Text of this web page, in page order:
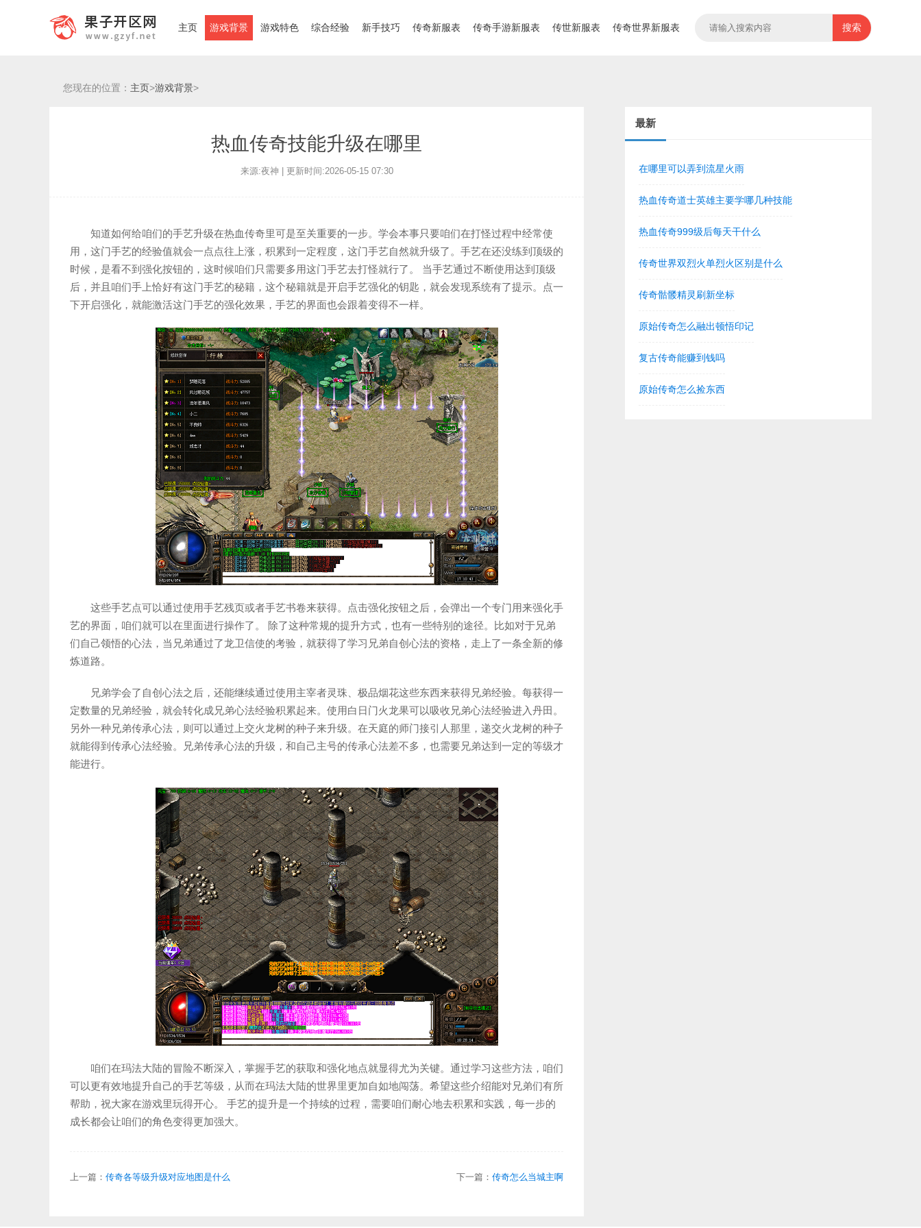
主页 游戏背景 游戏特色 综合经验 新手技巧 传奇新服表 传奇手游新服表 传世新服表 传奇世界新服表 搜索
您现在的位置： 主页>游戏背景>
热血传奇技能升级在哪里
来源:夜神 | 更新时间:2026-05-15 07:30
知道如何给咱们的手艺升级在热血传奇里可是至关重要的一步。学会本事只要咱们在打怪过程中经常使
用，这门手艺的经验值就会一点点往上涨，积累到一定程度，这门手艺自然就升级了。手艺在还没练到顶级的
时候，是看不到强化按钮的，这时候咱们只需要多用这门手艺去打怪就行了。 当手艺通过不断使用达到顶级
后，并且咱们手上恰好有这门手艺的秘籍，这个秘籍就是开启手艺强化的钥匙，就会发现系统有了提示。点一
下开启强化，就能激活这门手艺的强化效果，手艺的界面也会跟着变得不一样。
这些手艺点可以通过使用手艺残页或者手艺书卷来获得。点击强化按钮之后，会弹出一个专门用来强化手
艺的界面，咱们就可以在里面进行操作了。 除了这种常规的提升方式，也有一些特别的途径。比如对于兄弟
们自己领悟的心法，当兄弟通过了龙卫信使的考验，就获得了学习兄弟自创心法的资格，走上了一条全新的修
炼道路。
兄弟学会了自创心法之后，还能继续通过使用主宰者灵珠、极品烟花这些东西来获得兄弟经验。每获得一
定数量的兄弟经验，就会转化成兄弟心法经验积累起来。使用白日门火龙果可以吸收兄弟心法经验进入丹田。
另外一种兄弟传承心法，则可以通过上交火龙树的种子来升级。在天庭的师门接引人那里，递交火龙树的种子
就能得到传承心法经验。兄弟传承心法的升级，和自己主号的传承心法差不多，也需要兄弟达到一定的等级才
能进行。
咱们在玛法大陆的冒险不断深入，掌握手艺的获取和强化地点就显得尤为关键。通过学习这些方法，咱们
可以更有效地提升自己的手艺等级，从而在玛法大陆的世界里更加自如地闯荡。希望这些介绍能对兄弟们有所
帮助，祝大家在游戏里玩得开心。 手艺的提升是一个持续的过程，需要咱们耐心地去积累和实践，每一步的
成长都会让咱们的角色变得更加强大。
上一篇： 传奇各等级升级对应地图是什么 下一篇： 传奇怎么当城主啊
最新
在哪里可以弄到流星火雨
热血传奇道士英雄主要学哪几种技能
热血传奇999级后每天干什么
传奇世界双烈火单烈火区别是什么
传奇骷髅精灵刷新坐标
原始传奇怎么融出顿悟印记
复古传奇能赚到钱吗
原始传奇怎么捡东西